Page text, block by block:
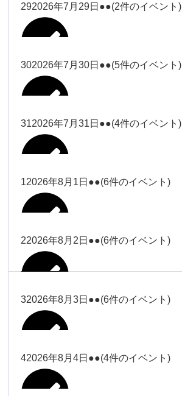
大西
小林
Close Close
小林
2026年7月27日
松本（9時
Close
松本（9時ー18時）
2026年7月27日
冨田（17
時）
Close Close
2026年7月28日
塩川
Close Close
塩川
2026年7月28日
大西（9時
ー18時）
292026年7月29日 ●●(2件のイベント)
冨田
冨田
塩川
Close Close
塩川
2026年7月29日
302026年7月30日 ●●(5件のイベント)
冨田
冨田
塩川（9時
ー18時）
Close Close
塩川（9時ー18時）
2026年7月30日
312026年7月31日 ●●(4件のイベント)
塩川
塩川
松本（9時
ー18時）
Close Close
12026年8月1日 ●●(6件のイベント)
塩川（9時
Close Close
塩川（9時ー18時）
2026年8月1日
22026年8月2日 ●●(6件のイベント)
大西
大西
32026年8月3日 ●●(6件のイベント)
大西
42026年8月4日 ●●(4件のイベント)